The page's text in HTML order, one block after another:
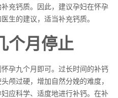
充钙质。因此，建议孕妇在怀孕
生的建议，适当补充钙质。
个月停止
孕九个月即可。过长时间的补钙
颅过硬，增加自然分娩的难度，
应科学、适度地进行补钙。在补